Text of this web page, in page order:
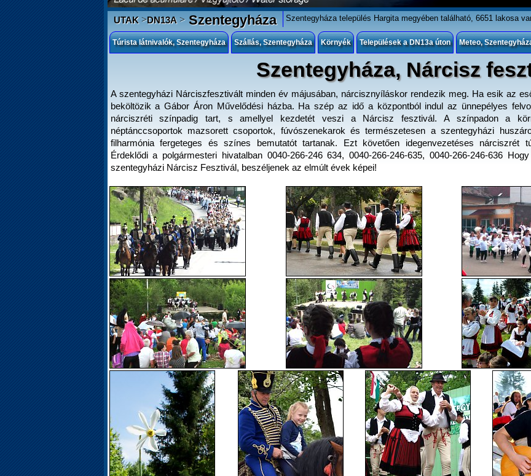
UTAK>DN13A>Szentegyháza Szentegyháza település Hargita megyében található, 6651 lakosa
Túrista látnivalók, Szentegyháza Szállás, Szentegyháza Környék Települések a DN13a úton Meteo,
Szentegyháza, Nárcisz
A szentegyházi Nárciszfesztivált minden év májusában, nárcisznyíláskor rendezik meg. Ha esik az
beköltözik a Gábor Áron Művelődési házba. Ha szép az idő a központból indul az ünnepélyes
nárciszréti színpadig tart, s amellyel kezdetét veszi a Nárcisz fesztivál. A színpadon a
néptánccsoportok mazsorett csoportok, fúvószenekarok és természetesen a szentegyházi
filharmónia fergeteges és színes bemutatót tartanak. Ezt követően idegenvezetéses nárciszrét
Érdeklődi a polgármesteri hivatalban 0040-266-246 634, 0040-266-246-635, 0040-266-246-636
szentegyházi Nárcisz Fesztivál, beszéljenek az elmúlt évek képei!